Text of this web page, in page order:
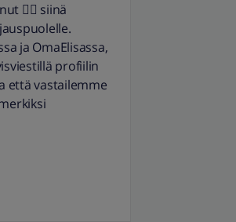
👍🏼 siinä
ja OmaElisassa,
profiilin
että vastailemme